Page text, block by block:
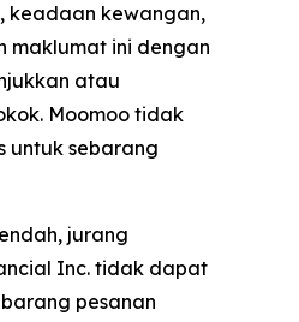
keadaan kewangan,
maklumat ini dengan
atau
Moomoo tidak
untuk sebarang
jurang
Inc. tidak dapat
pesanan